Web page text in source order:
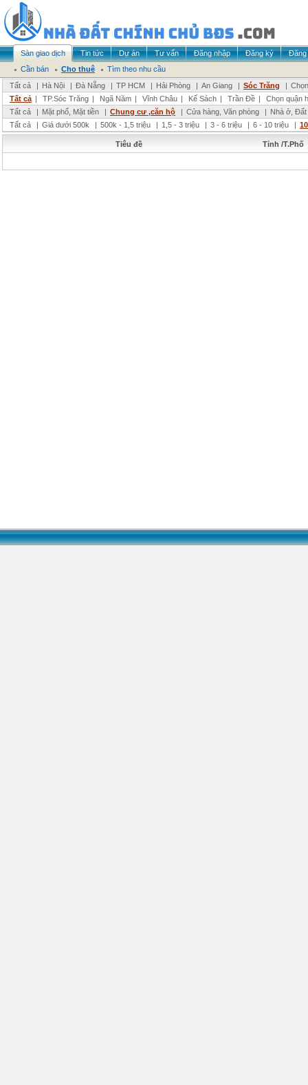
Sàn giao dịch Tin tức Dự án Tư vấn Đăng nhập Đăng ký
Đăng
Cần bán
Cho thuê
Tìm theo nhu cầu
Tất cả
| Hà Nội | Đà Nẵng | TP HCM | Hải Phòng | An Giang | Sóc Trăng |
Tất cả | TP.Sóc Trăng | Ngã Năm | Vĩnh Châu | Kế Sách | Trần Đề |
Chọn quận
Tất cả
| Mặt phố, Mặt tiền | Chung cư ,căn hộ | Cửa hàng, Văn phòng | Nhà ở,
Tất cả
| Giá dưới 500k | 500k - 1,5 triệu | 1,5 - 3 triệu | 3 - 6 triệu | 6 - 10 triệu |
Tiêu đề Tỉnh /T.Phố